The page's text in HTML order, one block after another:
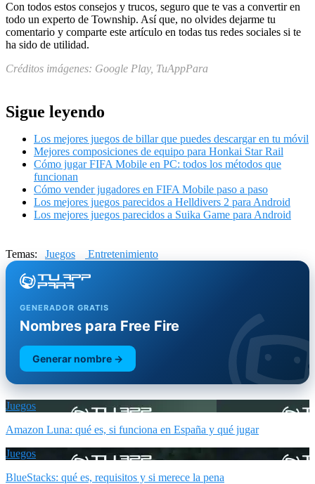
Con todos estos consejos y trucos, seguro que te vas a convertir en
todo un experto de Township. Así que, no olvides dejarme tu
comentario y comparte este artículo en todas tus redes sociales si te
ha sido de utilidad.
Créditos imágenes: Google Play, TuAppPara
Sigue leyendo
Los mejores juegos de billar que puedes descargar en tu móvil
Mejores composiciones de equipo para Honkai Star Rail
Cómo jugar FIFA Mobile en PC: todos los métodos que
funcionan
Cómo vender jugadores en FIFA Mobile paso a paso
Los mejores juegos parecidos a Helldivers 2 para Android
Los mejores juegos parecidos a Suika Game para Android
Temas: Juegos Entretenimiento
GENERADOR GRATIS
Nombres para Free Fire
Generar nombre →
Juegos
Amazon Luna: qué es, si funciona en España y qué jugar
Juegos
BlueStacks: qué es, requisitos y si merece la pena